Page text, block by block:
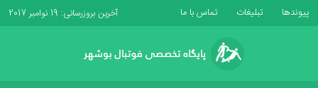
پیوندها تبلیغات تماس با ما آخرین بروزرسانی: 19 نوامبر 2017